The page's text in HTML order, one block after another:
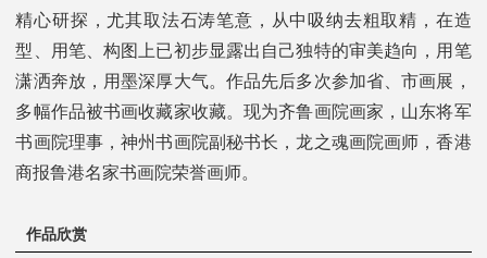
精心研探，尤其取法石涛笔意，从中吸纳去粗取精，在造
型、用笔、构图上已初步显露出自己独特的审美趋向，用笔
潇洒奔放，用墨深厚大气。作品先后多次参加省、市画展，
多幅作品被书画收藏家收藏。现为齐鲁画院画家，山东将军
书画院理事，神州书画院副秘书长，龙之魂画院画师，香港
商报鲁港名家书画院荣誉画师。
作品欣赏